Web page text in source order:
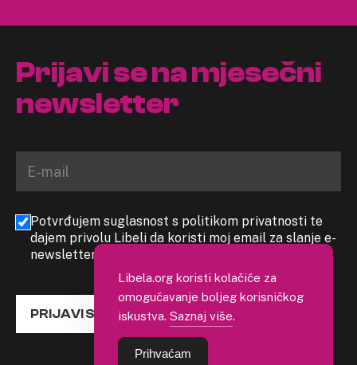
Prijavi se na mjesečni
newsletter
Potvrđujem suglasnost s politikom privatnosti te
dajem privolu Libeli da koristi moj email za slanje e-
newslettera
PRIJAVI SE
Libela.org koristi kolačiće za
omogućavanje boljeg korisničkog
iskustva. Saznaj više.
Prihvaćam